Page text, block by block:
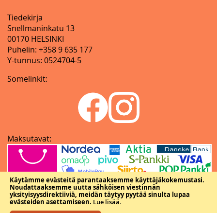
Käytämme evästeitä parantaaksemme käyttäjäkokemustasi.
Noudattaaksemme uutta sähköisen viestinnän
yksityisyysdirektiiviä, meidän täytyy pyytää sinulta lupaa
evästeiden asettamiseen. Lue lisää.
Tiedekirja
Snellmaninkatu 13
00170 HELSINKI
Puhelin: +358 9 635 177
Y-tunnus: 0524704-5
Somelinkit:
Maksutavat: